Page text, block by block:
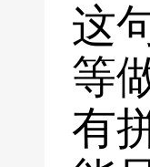
这
等
有